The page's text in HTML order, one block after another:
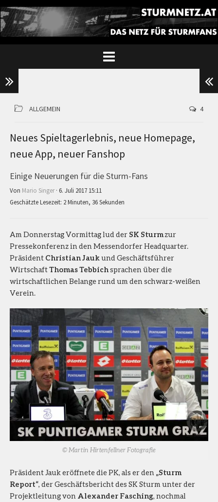
ALLGEMEIN 4
Neues Spieltagerlebnis, neue Homepage,
neue App, neuer Fanshop
Einige Neuerungen für die Sturm-Fans
Von Mario Singer· 6. Juli 2017 15:11
Geschätzte Lesezeit: 2 Minuten, 36 Sekunden
Am Donnerstag Vormittag lud der SK Sturmzur
Pressekonferenz in den Messendorfer Headquarter.
Präsident Christian Jaukund Geschäftsführer
WirtschaftThomas Tebbichsprachen über die
wirtschaftlichen Belange rund um den schwarz-weißen
Verein.
© Martin Hirtenfellner Fotografie
Präsident Jauk eröffnete die PK, als er den „Sturm
Report“, der Geschäftsbericht des SK Sturm unter der
Projektleitung von Alexander Fasching, nochmal